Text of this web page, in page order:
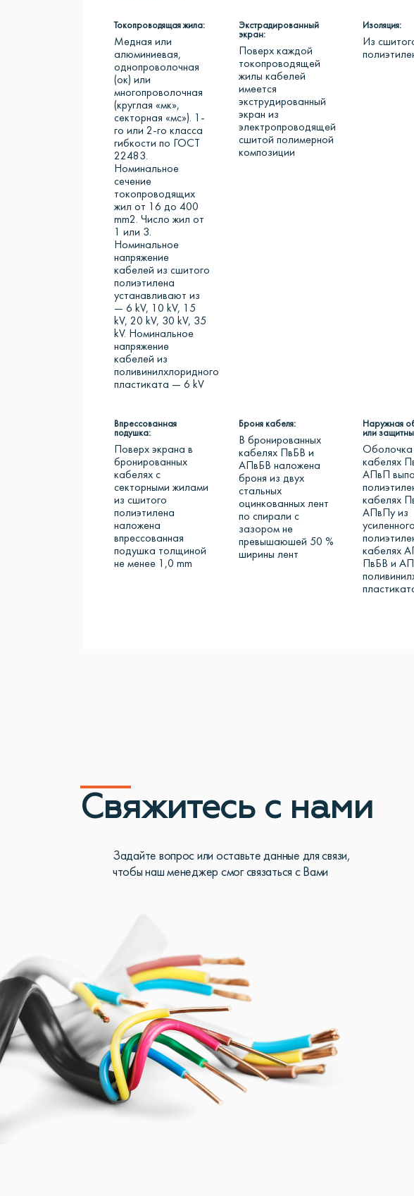
Токопроводящая жила:
Медная или
алюминиевая,
однопроволочная
(ок) или
многопроволочная
(круглая «мк»,
секторная «мс»). 1-
го или 2-го класса
гибкости по ГОСТ
22483.
Номинальное
сечение
токопроводящих
жил от 16 до 400
mm2. Число жил от
1 или 3.
Номинальное
напряжение
кабелей из сшитого
полиэтилена
устанавливают из
— 6 kV, 10 kV, 15
kV, 20 kV, 30 kV, 35
kV. Номинальное
напряжение
кабелей из
поливинилхлоридного
пластиката — 6 kV
Экстрадированный
экран:
Поверх каждой
токопроводящей
жилы кабелей
имеется
экструдированный
экран из
электропроводящей
сшитой полимерной
композиции
Изоляция:
Из
Впрессованная
подушка:
Поверх экрана в
бронированных
кабелях с
секторными жилами
из сшитого
полиэтилена
наложена
впрессованная
подушка толщиной
не менее 1,0 mm
Броня кабеля:
В бронированных
кабелях ПвБВ и
АПвБВ наложена
броня из двух
стальных
оцинкованных лент
по спирали с
зазором не
превышаюшей 50 %
ширины лент
Наружная
или
Оболочка
кабелях
АПвП
кабелях
АПвПу из
усиленного
кабелях
ПвБВ и
Свяжитесь с нами
Задайте вопрос или оставьте данные для связи,
чтобы наш менеджер смог связаться с Вами